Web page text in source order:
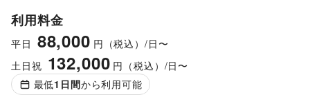
利用料金
平日 88,000 円（税込）/日〜
土日祝 132,000 円（税込）/日〜
最低1 日間から利用可能